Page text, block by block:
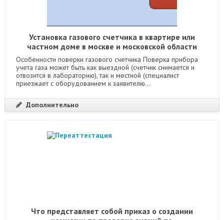
Установка газового счетчика в квартире или
частном доме в москве и московской области
Особенности поверки газового счетчика Поверка прибора
учета газа может быть как выездной (счетчик снимается и
отвозится в лабораторию), так и местной (специалист
приезжает с оборудованием к заявителю...
Дополнительно
Что представляет собой приказ о создании